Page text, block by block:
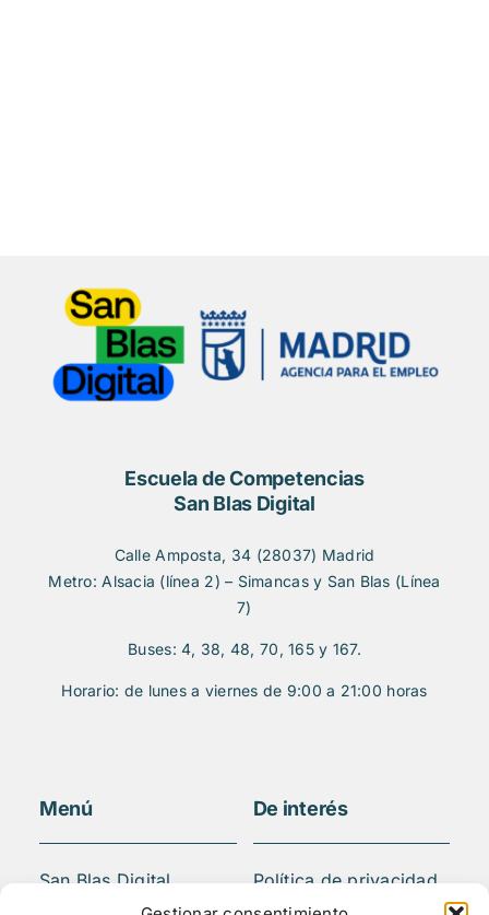
Escuela de Competencias
San Blas Digital
Calle Amposta, 34 (28037) Madrid
Metro: Alsacia (línea 2) – Simancas y San Blas (Línea
7)
Buses: 4, 38, 48, 70, 165 y 167.
Horario: de lunes a viernes de 9:00 a 21:00 horas
Menú
San Blas Digital
Quiénes somos
De interés
Política de privacidad
Aviso legal